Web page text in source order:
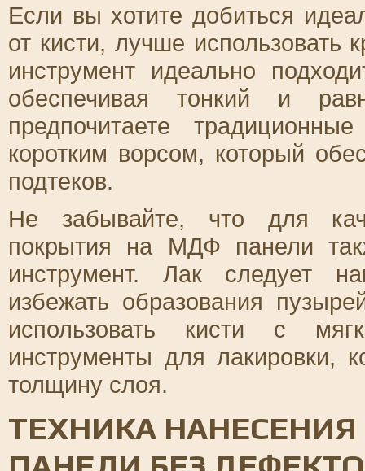
Если вы хотите добиться
от кисти, лучше использовать
инструмент идеально
обеспечивая тонкий и
предпочитаете
коротким ворсом, который
подтеков.
Не забывайте, что для
покрытия на МДФ панели
инструмент. Лак следует
избежать образования
использовать кисти с
инструменты для лакировки,
толщину слоя.
ТЕХНИКА